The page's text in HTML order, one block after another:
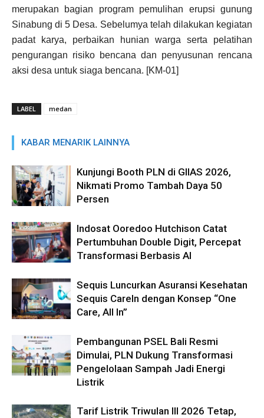
merupakan bagian program pemulihan erupsi gunung
Sinabung di 5 Desa. Sebelumya telah dilakukan kegiatan
padat karya, perbaikan hunian warga serta pelatihan
pengurangan risiko bencana dan penyusunan rencana
aksi desa untuk siaga bencana. [KM-01]
LABEL medan
KABAR MENARIK LAINNYA
Kunjungi Booth PLN di GIIAS 2026,
Nikmati Promo Tambah Daya 50
Persen
Indosat Ooredoo Hutchison Catat
Pertumbuhan Double Digit, Percepat
Transformasi Berbasis AI
Sequis Luncurkan Asuransi Kesehatan
Sequis CareIn dengan Konsep “One
Care, All In”
Pembangunan PSEL Bali Resmi
Dimulai, PLN Dukung Transformasi
Pengelolaan Sampah Jadi Energi
Listrik
Tarif Listrik Triwulan III 2026 Tetap,